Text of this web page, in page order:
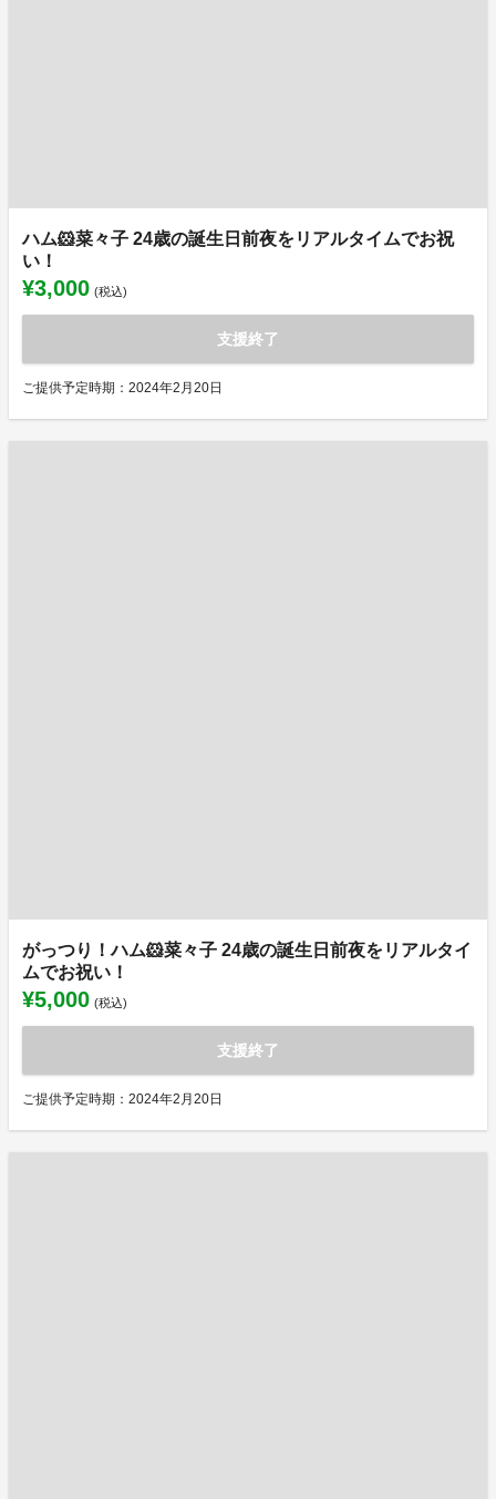
ハム🐹菜々子 24歳の誕生日前夜をリアルタイムでお祝
い！
¥3,000 (税込)
支援終了
ご提供予定時期：2024年2月20日
がっつり！ハム🐹菜々子 24歳の誕生日前夜をリアルタイ
ムでお祝い！
¥5,000 (税込)
支援終了
ご提供予定時期：2024年2月20日